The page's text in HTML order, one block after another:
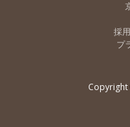
採
プ
Copyright